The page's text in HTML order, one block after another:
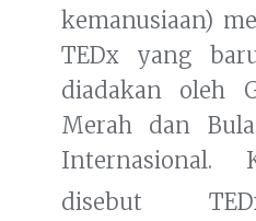
kemanusiaan)
TEDx yang
diadakan oleh
Merah dan
Internasional.
disebut